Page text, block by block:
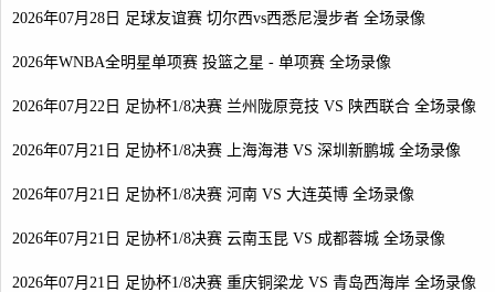
2026年07月28日 足球友谊赛 切尔西vs西悉尼漫步者 全场录像
2026年WNBA全明星单项赛 投篮之星 - 单项赛 全场录像
2026年07月22日 足协杯1/8决赛 兰州陇原竞技 VS 陕西联合 全场录像
2026年07月21日 足协杯1/8决赛 上海海港 VS 深圳新鹏城 全场录像
2026年07月21日 足协杯1/8决赛 河南 VS 大连英博 全场录像
2026年07月21日 足协杯1/8决赛 云南玉昆 VS 成都蓉城 全场录像
2026年07月21日 足协杯1/8决赛 重庆铜梁龙 VS 青岛西海岸 全场录像